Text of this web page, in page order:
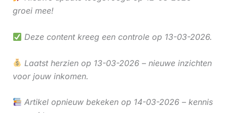
groei mee!
Deze content kreeg een controle op 13-03-2026.
Laatst herzien op 13-03-2026 – nieuwe inzichten
voor jouw inkomen.
Artikel opnieuw bekeken op 14-03-2026 – kennis